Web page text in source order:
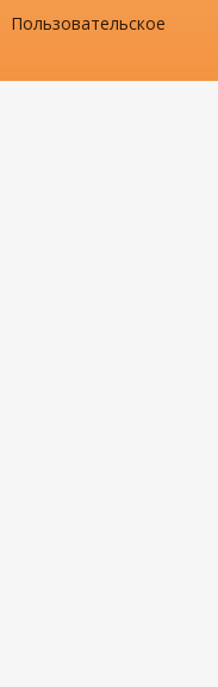
Пользовательское